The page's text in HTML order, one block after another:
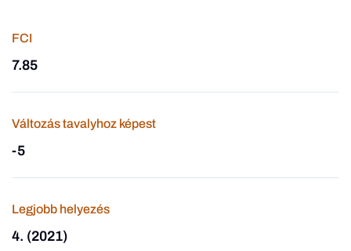
FCI
7.85
Változás tavalyhoz képest
-5
Legjobb helyezés
4. (2021)